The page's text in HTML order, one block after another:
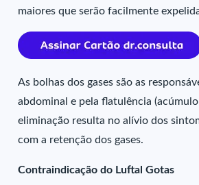
maiores que serão facilmente
As bolhas dos gases são as
abdominal e pela flatulência (acúmulo
eliminação resulta no alívio dos
com a retenção dos gases.
Contraindicação do Luftal Gotas